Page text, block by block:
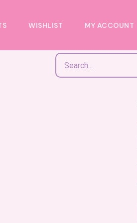
WISHLIST MY ACCOUNT
Search
for: